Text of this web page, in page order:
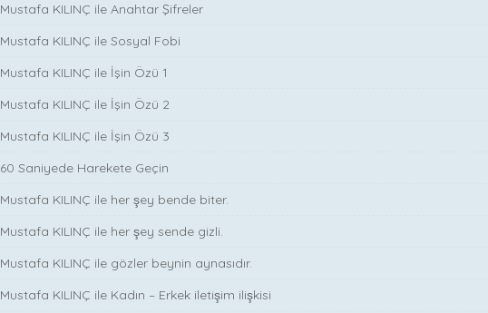
Mustafa KILINÇ ile Anahtar Şifreler
Mustafa KILINÇ ile Sosyal Fobi
Mustafa KILINÇ ile İşin Özü 1
Mustafa KILINÇ ile İşin Özü 2
Mustafa KILINÇ ile İşin Özü 3
60 Saniyede Harekete Geçin
Mustafa KILINÇ ile her şey bende biter.
Mustafa KILINÇ ile her şey sende gizli.
Mustafa KILINÇ ile gözler beynin aynasıdır.
Mustafa KILINÇ ile Kadın – Erkek iletişim ilişkisi